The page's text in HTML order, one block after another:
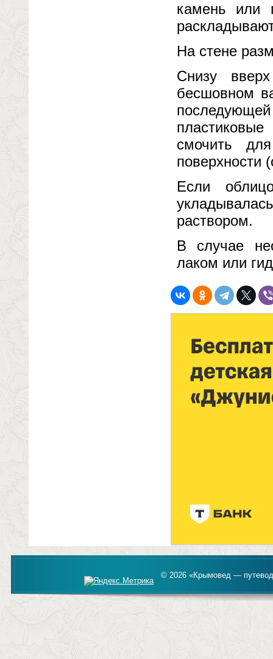
камень или
На стене
Снизу
бесшовном
смочить
поверхности
Если
раствором.
В случае
лаком или
© 2026 «Крымовед —